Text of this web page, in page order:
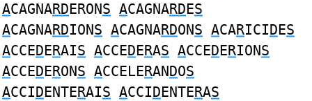
ACAGNARDERONS ACAGNARDES
ACAGNARDIONS ACAGNARDONS ACARICIDES
ACCEDERAIS ACCEDERAS ACCEDERIONS
ACCEDERONS ACCELERANDOS
ACCIDENTERAIS ACCIDENTERAS